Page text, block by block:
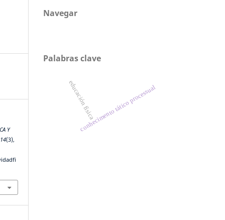
Y
14(3),
Navegar
Palabras clave
educación física
conhecimento tático processual